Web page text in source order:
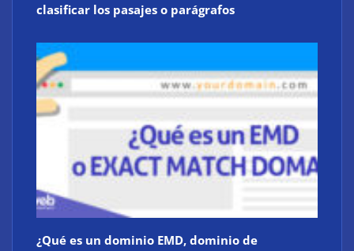
clasificar los pasajes o parágrafos
¿Qué es un dominio EMD, dominio de